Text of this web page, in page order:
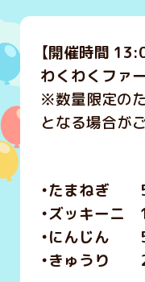
【開催時間
わくわくファ
※数量限定の
となる場合が
・たまねぎ
・ズッキーニ
・にんじん
・きゅうり